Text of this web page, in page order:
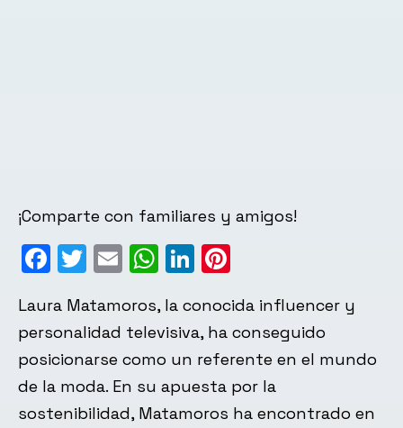
¡Comparte con familiares y amigos!
Facebook
Twitter
EmailWhatsApp
LinkedIn
Laura Matamoros, la conocida influencer y
personalidad televisiva, ha conseguido
posicionarse como un referente en el mundo
de la moda. En su apuesta por la
sostenibilidad, Matamoros ha encontrado en